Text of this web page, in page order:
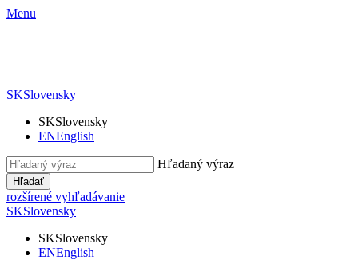
Menu
SKSlovensky
SKSlovensky
ENEnglish
Hľadaný výraz
Hľadať
rozšírené vyhľadávanie
SKSlovensky
SKSlovensky
ENEnglish